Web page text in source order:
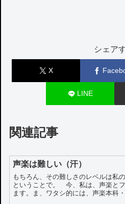
シェア
X
LINE
関連記事
声楽は難しい（汗）
もちろん、その難しさのレベルは私
ということで。 今、私は、声楽と
ます。ま、ワタシ的には、声楽本科・